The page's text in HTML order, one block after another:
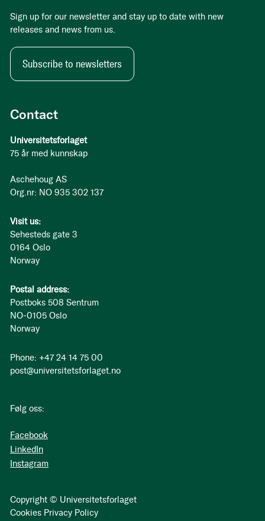
Contact
Universitetsforlaget
75 år med kunnskap
Aschehoug AS
Org.nr: NO 935 302 137
Visit us:
Sehesteds gate 3
0164 Oslo
Norway
Postal address:
Postboks 508 Sentrum
NO-0105 Oslo
Norway
Phone: +47 24 14 75 00
post@universitetsforlaget.no
Følg oss:
Facebook
LinkedIn
Instagram
Copyright © Universitetsforlaget
Cookies Privacy Policy
Sign up for our newsletter and stay up to date with new
releases and news from us.
Subscribe to newsletters